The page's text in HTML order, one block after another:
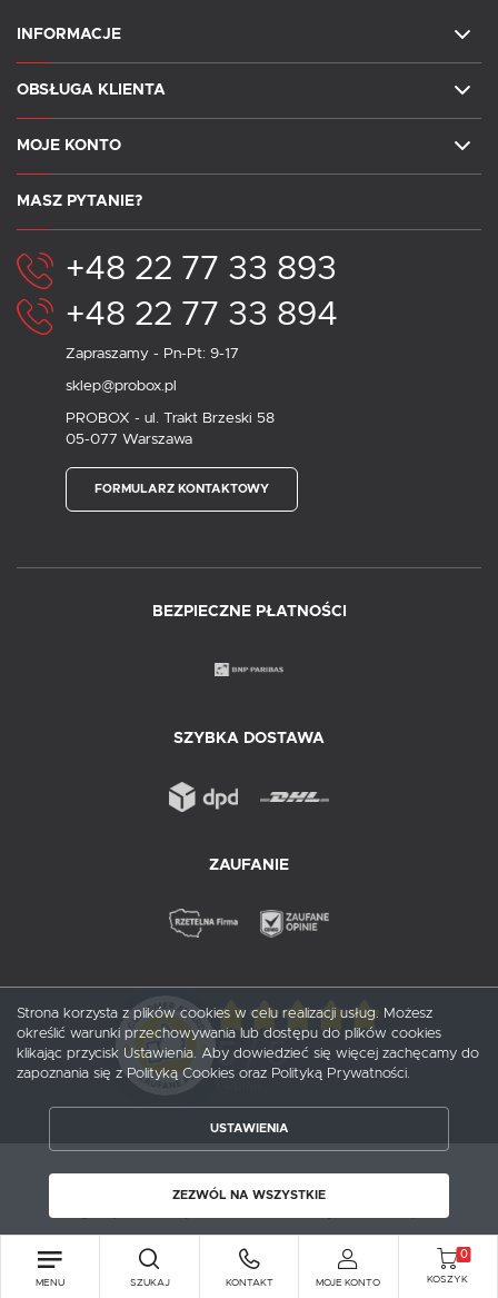
INFORMACJE
OBSŁUGA KLIENTA
MOJE KONTO
MASZ PYTANIE?
+48 22 77 33 893
+48 22 77 33 894
Zapraszamy - Pn-Pt: 9-17
sklep@probox.pl
PROBOX - ul. Trakt Brzeski 58
05-077 Warszawa
FORMULARZ KONTAKTOWY
BEZPIECZNE PŁATNOŚCI
SZYBKA DOSTAWA
ZAUFANIE
5/ 5
Copyright by probox.pl
MENU SZUKAJ KONTAKT MOJE KONTO
0
KOSZYK
Strona korzysta z plików cookies w celu realizacji usług. Możesz
określić warunki przechowywania lub dostępu do plików cookies
klikając przycisk Ustawienia. Aby dowiedzieć się więcej zachęcamy do
zapoznania się z Polityką Cookies oraz Polityką Prywatności.
USTAWIENIA
ZEZWÓL NA WSZYSTKIE
ZEZWÓL NA WSZYSTKIE